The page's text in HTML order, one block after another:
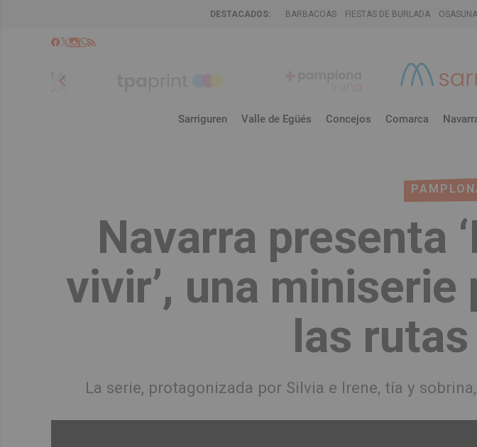
DESTACADOS: BARBACOAS FIESTAS DE BURLADA OSASUNA
chevron_left
Sarriguren Valle de Egüés Concejos Comarca
Navarra presenta
vivir’, una
las
La serie, protagonizada por Silvia e Irene, tía y